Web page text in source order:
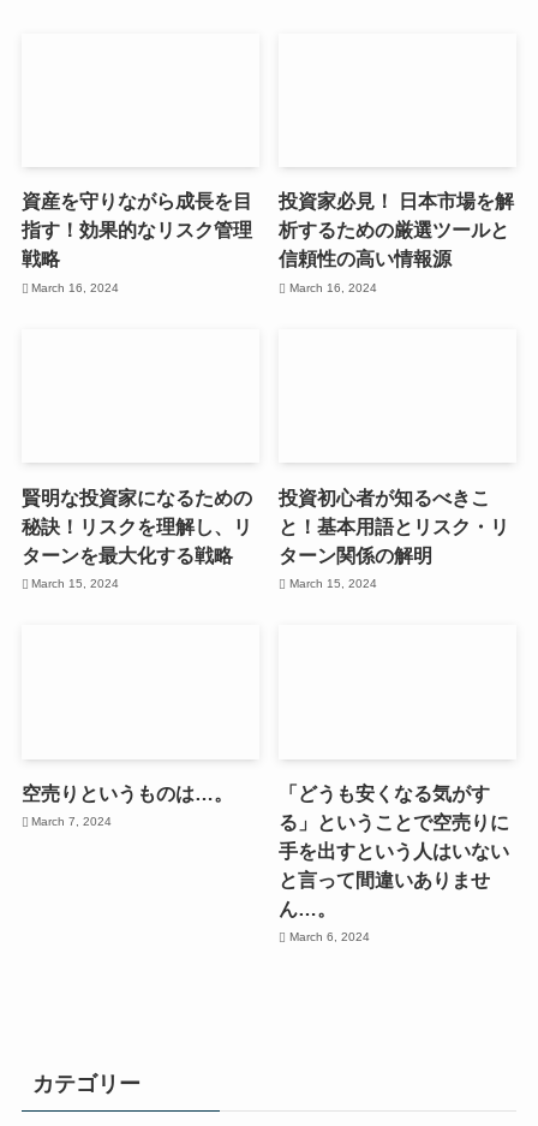
資産を守りながら成長を目
指す！効果的なリスク管理
戦略
March 16, 2024
投資家必見！ 日本市場を解
析するための厳選ツールと
信頼性の高い情報源
March 16, 2024
賢明な投資家になるための
秘訣！リスクを理解し、リ
ターンを最大化する戦略
March 15, 2024
投資初心者が知るべきこ
と！基本用語とリスク・リ
ターン関係の解明
March 15, 2024
空売りというものは…。
March 7, 2024
「どうも安くなる気がす
る」ということで空売りに
手を出すという人はいない
と言って間違いありませ
ん…。
March 6, 2024
カテゴリー